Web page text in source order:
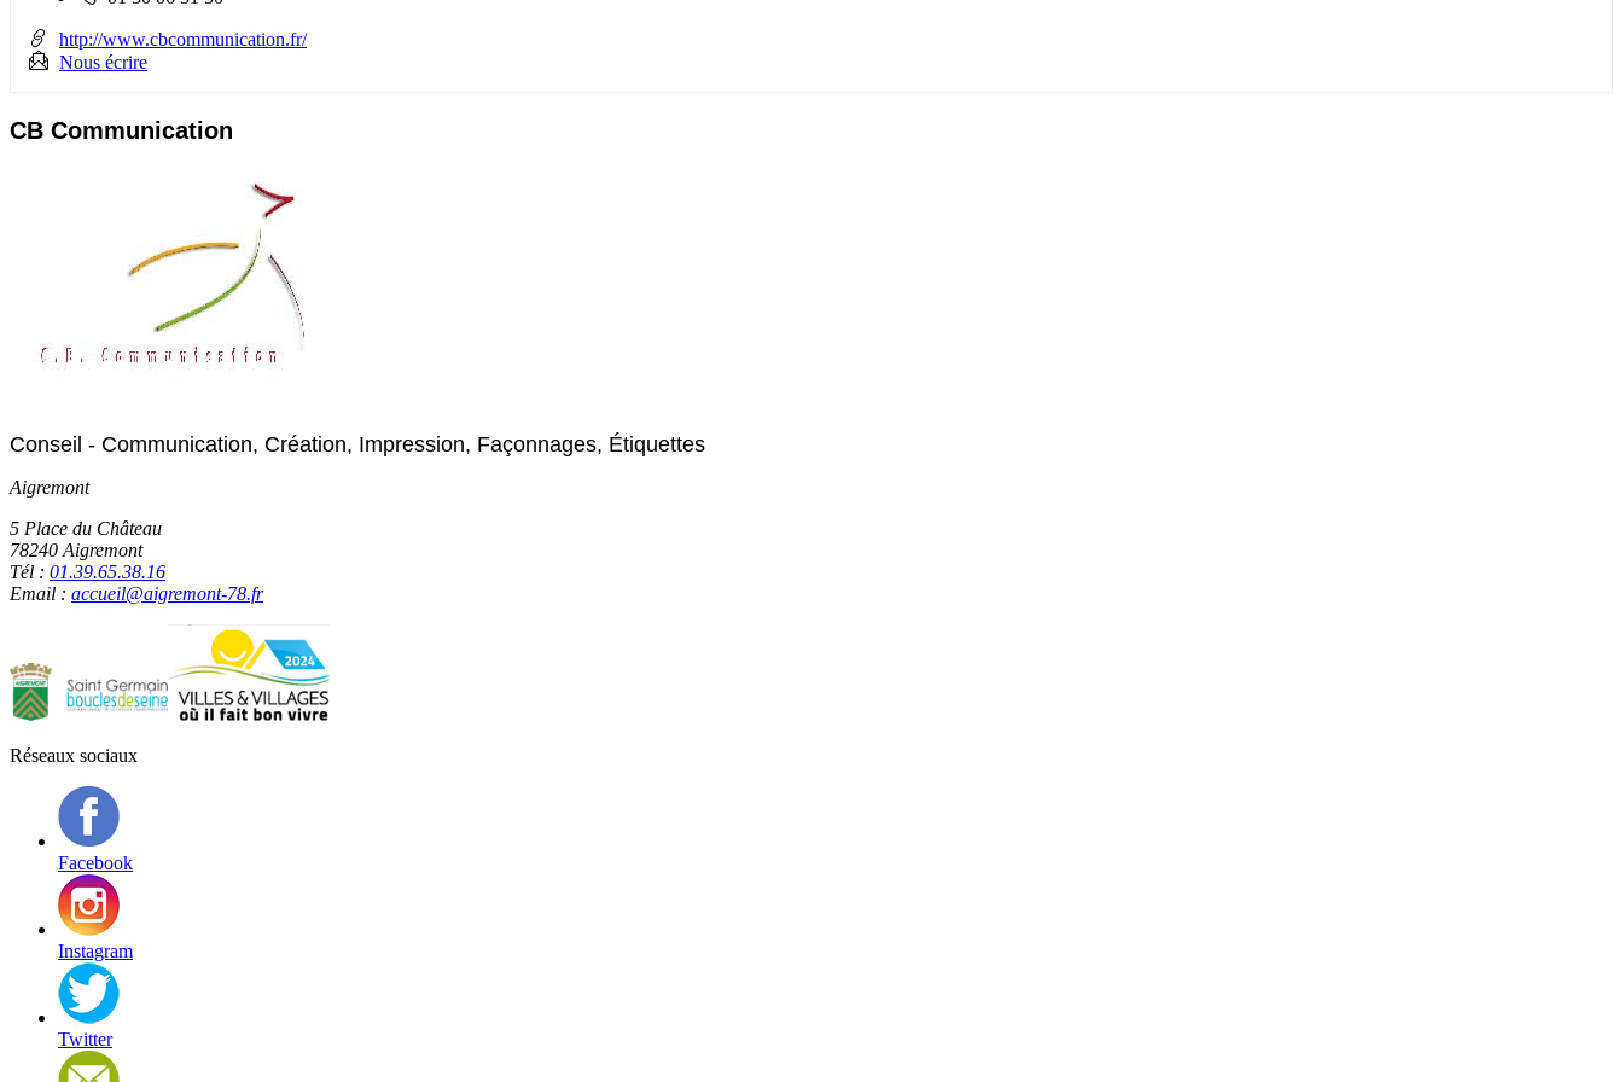
:
http://www.cbcommunication.fr/
Nous écrire
CB Communication
Conseil - Communication, Création, Impression, Façonnages, Étiquettes
Aigremont
5 Place du Château
78240 Aigremont
Tél : 01.39.65.38.16
Email : accueil@aigremont-78.fr
Réseaux sociaux
Facebook
Instagram
Twitter